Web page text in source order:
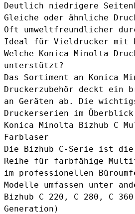
Deutlich niedrigere
Gleiche oder ähnliche
Oft umweltfreundlicher
Ideal für Vieldrucker mit
Welche Konica Minolta
unterstützt?
Das Sortiment an Konica
Druckerzubehör deckt ein
an Geräten ab. Die
Druckerserien im
Konica Minolta Bizhub C
Farblaser
Die Bizhub C-Serie ist
Reihe für farbfähige
im professionellen
Modelle umfassen unter
Bizhub C 220, C 280, C
Generation)